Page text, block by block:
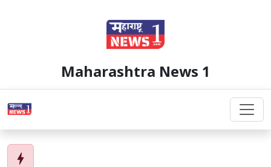
Maharashtra News 1
bolt